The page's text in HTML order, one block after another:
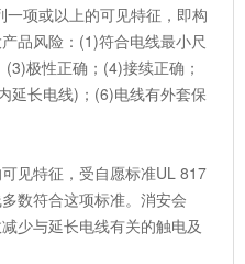
项或以上的可见特征，即构
品风险：(1)符合电线最小尺
极性正确；(4)接续正确；
延长电线)；(6)电线有外套保
见特征，受自愿标准UL 817
数符合这项标准。消安会
少与延长电线有关的触电及